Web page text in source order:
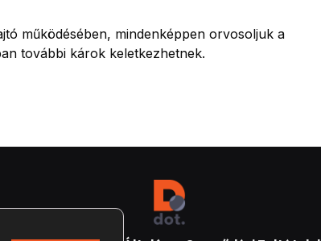
működésében, mindenképpen orvosoljuk a
további károk keletkezhetnek.